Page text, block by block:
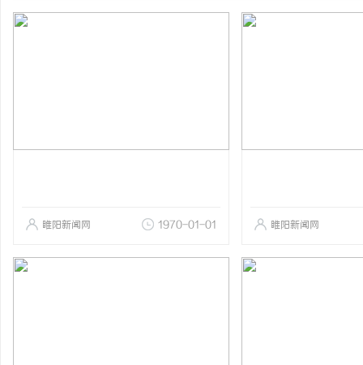
睢阳新闻网 1970-01-01 睢阳新闻网